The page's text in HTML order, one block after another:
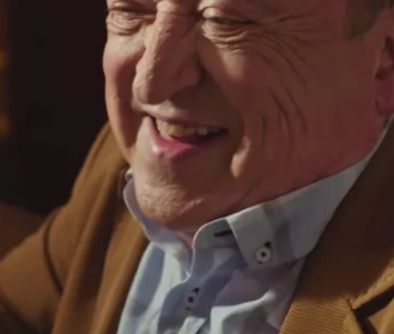
WhatsappFacebookTwitter
en su catálogo